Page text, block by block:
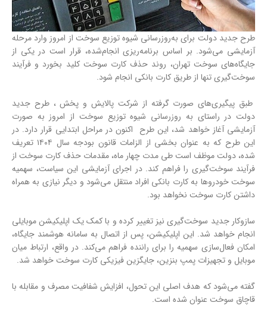
طرح جدید دولت برای به‌روزرسانی شیوه توزیع سوخت از امروز وارد مرحله
آزمایشی می‌شود. بر اساس برنامه‌ریزی انجام‌شده، قرار است در یکی از
جایگاه‌های سوخت تهران، روند حذف کارت سوخت کلید بخورد و فرآیند
سوخت‌گیری تنها از طریق کارت بانکی انجام شود.
طبق پیگیری‌های صورت گرفته از شرکت پالایش و پخش ، طرح جدید
دولت در راستای به روزرسانی شیوه توزیع سوخت از امروز به صورت
آزمایشی آغاز خواهد شد، این طرح اکنون در مراحل ابتدایی قرار دارد. در
این طرح که به عنوان بخشی از الزامات قانون بودجه سال ۱۴۰۴ تعریف
شده، دولت موظف است طی مدت چهار ماه، مقدمات حذف کارت سوخت از
فرآیند سوخت‌گیری را فراهم کند. در اجرای آزمایشی این سیاست، سهمیه
سوخت خودروها به کارت بانکی افراد منتقل می‌شود و دیگر نیازی به همراه
داشتن کارت سوخت نخواهد بود.
سازوکار جدید سوخت‌گیری نیز تغییر کرده و با کمک یک اپلیکیشن موبایلی
انجام خواهد شد. این اپلیکیشن، پس از اتصال به سامانه هوشمند جایگاه،
امکان فعال‌سازی سهمیه را برای راننده فراهم می‌کند. در واقع، ارتباط میان
موبایل و تجهیزات پمپ بنزین، جایگزین فیزیکی کارت سوخت خواهد شد.
گفته می‌شود که هدف اصلی این تحول، افزایش شفافیت مصرف و مقابله با
قاچاق سوخت عنوان شده است.